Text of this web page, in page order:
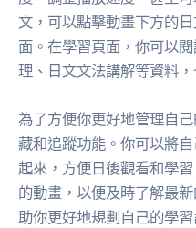
文，可以點擊動畫下方的
面。在學習頁面，你可以
理、日文文法講解等資料
為了方便你更好地管理自
藏和追蹤功能。你可以將
起來，方便日後觀看和學
的動畫，以便及時了解最
助你更好地規劃自己的學